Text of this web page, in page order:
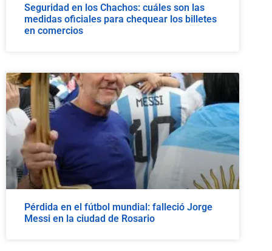
Seguridad en los Chachos: cuáles son las
medidas oficiales para chequear los billetes
en comercios
Pérdida en el fútbol mundial: falleció Jorge
Messi en la ciudad de Rosario